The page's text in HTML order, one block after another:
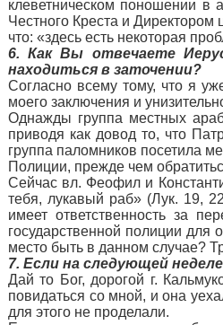
клеветническом поношении в
Честного Креста и
что: «здесь есть некоторая
6. Как Вы отвечаете
находиться в заточении?
Согласно всему тому, что я
моего заключения и
Однажды группа местных
приводя как довод то, что
группа паломников посетила
Полиции, прежде чем
Сейчас вл. Феофил и
тебя, лукавый раб» (Лук. 19,
имеет ответственность за
государственной полиции для
место быть в данном случае?
7. Если на следующей
Дай то Бог, дорогой г.
повидаться со мной, и она
для этого не проделали.